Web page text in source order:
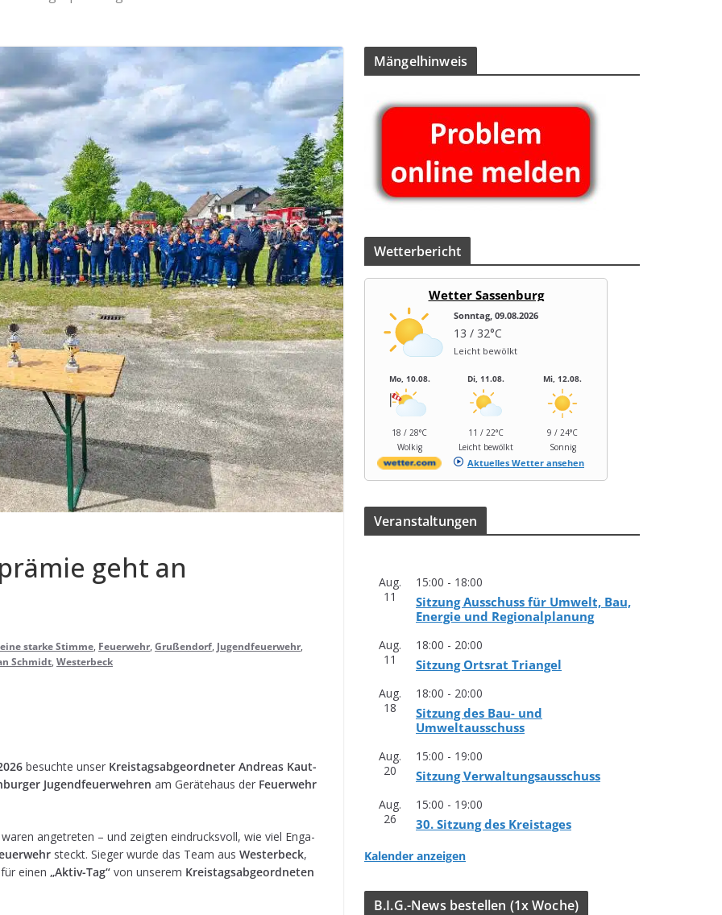
geht an
starke Stimme, Feuerwehr, Grußendorf, Jugendfeuerwehr,
Schmidt, Westerbeck
besuchte unser Kreis­tags­ab­ge­ord­ne­ter Andreas Kau­t­
Jugend­feu­er­weh­ren am Gerä­te­haus der Feu­er­wehr
ange­tre­ten – und zeig­ten ein­drucks­voll, wie viel Enga­
steckt. Sie­ger wurde das Team aus Wes­ter­beck,
für einen „Aktiv-Tag“ von unse­rem Kreis­tags­ab­ge­ord­ne­ten
Män­gel­hin­weis
Wet­ter­be­richt
Wetter Sassenburg
Sonntag, 09.08.2026
13 / 32°C
Leicht bewölkt
Mo, 10.08.
18 / 28°C
Wolkig
Di, 11.08.
11 / 22°C
Leicht bewölkt
Mi, 12.08.
9 / 24°C
Sonnig
Aktuelles Wetter ansehen
Ver­an­stal­tun­gen
Aug.
11
15:00 - 18:00
Sit­zung Aus­schuss für Umwelt, Bau,
Ener­gie und Regionalplanung
Aug.
11
18:00 - 20:00
Sit­zung Orts­rat Triangel
Aug.
18
18:00 - 20:00
Sit­zung des Bau- und
Umweltausschuss
Aug.
20
15:00 - 19:00
Sit­zung Verwaltungsausschuss
Aug.
26
15:00 - 19:00
30. Sit­zung des Kreistages
Kalender anzeigen
B.I.G.-News bestel­len (1x Woche)